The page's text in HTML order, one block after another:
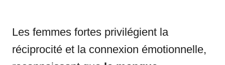
Les femmes fortes privilégient la
réciprocité et la connexion émotionnelle,